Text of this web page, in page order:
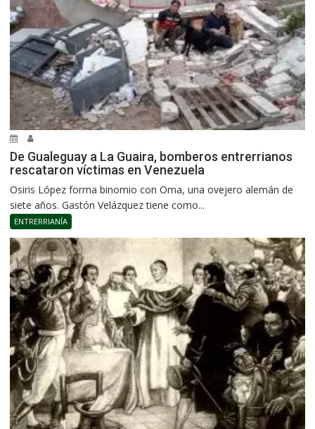
De Gualeguay a La Guaira, bomberos entrerrianos
rescataron víctimas en Venezuela
Osiris López forma binomio con Oma, una ovejero alemán de
siete años. Gastón Velázquez tiene como...
ENTRERRIANÍA